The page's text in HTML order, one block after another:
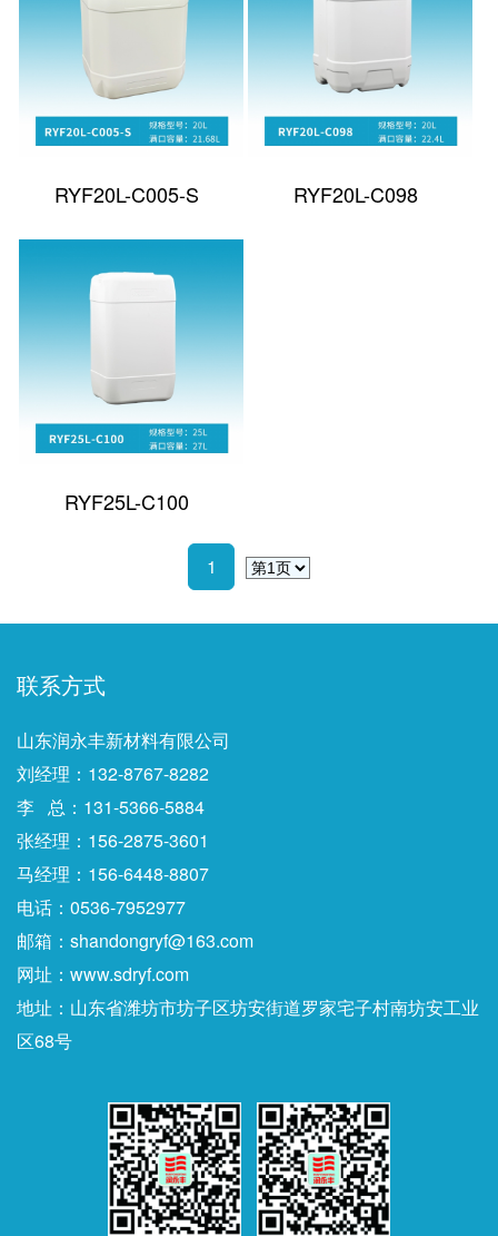
RYF20L-C005-S RYF20L-C098
RYF25L-C100
1
联系方式
山东润永丰新材料有限公司
刘经理：132-8767-8282
李 总：131-5366-5884
张经理：156-2875-3601
马经理：156-6448-8807
电话：0536-7952977
邮箱：shandongryf@163.com
网址：www.sdryf.com
地址：山东省潍坊市坊子区坊安街道罗家宅子村南坊安工业
区68号